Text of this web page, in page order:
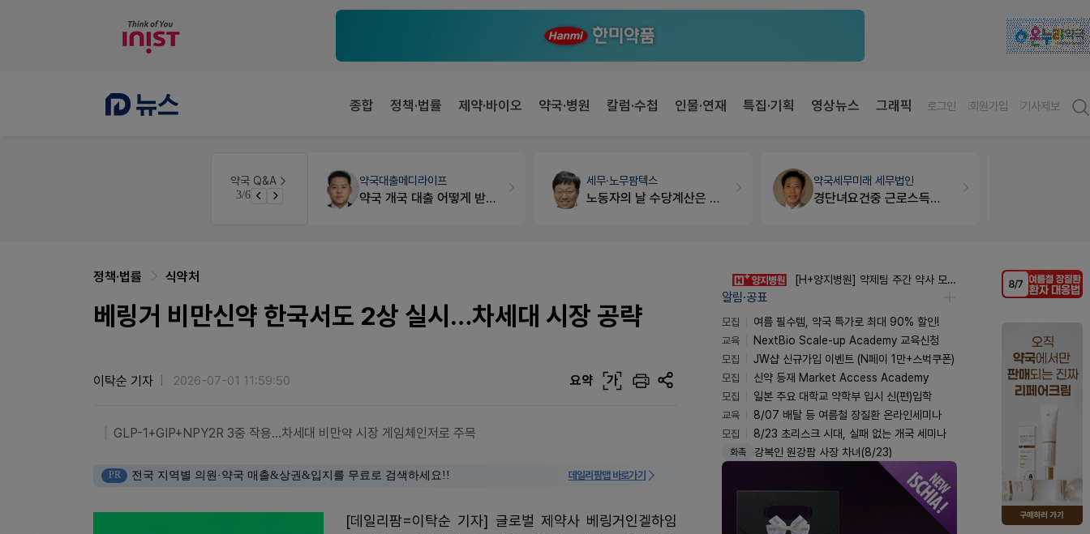
종합 정책·법률 제약·바이오 약국·병원 칼럼·수첩 인물·연재 특집·기획 영상뉴스 그래픽 로그인 회원가입 기사제보
약국 Q&A
3/6
생각자국 디자인 약국대출메디라이프
약국 개국 대출 어떻게 받아야할지 어렵습니다
세무·노무팜텍스
노동자의 날 수당계산은 어떻게 되나요
약국세무미래 세무법인
경단녀요건중 근로스득원천징수액
정책·법률 식약처
베링거 비만신약 한국서도 2상 실시…차세대 시장 공략
이탁순 기자 2026-07-01 11:59:50 요약 가
GLP-1+GIP+NPY2R 3중 작용…차세대 비만약 시장 게임체인저로 주목
PR 전국 지역별 의원·약국 매출&상권&입지를 무료로 검색하세요!! 데일리팜맵 바로가기
[데일리팜=이탁순 기자] 글로벌 제약사 베링거인겔하임
[H+양지병원] 약제팀 주간 약사 모집 (정규직)
알림·공표
모집
여름 필수템, 약국 특가로 최대 90% 할인!
교육
NextBio Scale-up Academy 교육신청
모집
JW샵 신규가입 이벤트 (N페이 1만+스벅쿠폰)
모집
신약 등재 Market Access Academy
모집
일본 주요 대학교 약학부 입시 신(편)입학
교육
8/07 배탈 등 여름철 장질환 온라인세미나
모집
8/23 초리스크 시대, 실패 없는 개국 세미나
화촉 강복인 원강팜 사장 차녀(8/23)